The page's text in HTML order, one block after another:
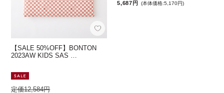
【SALE 50%OFF】BONTON
2023AW KIDS SAS …
定価12,584円